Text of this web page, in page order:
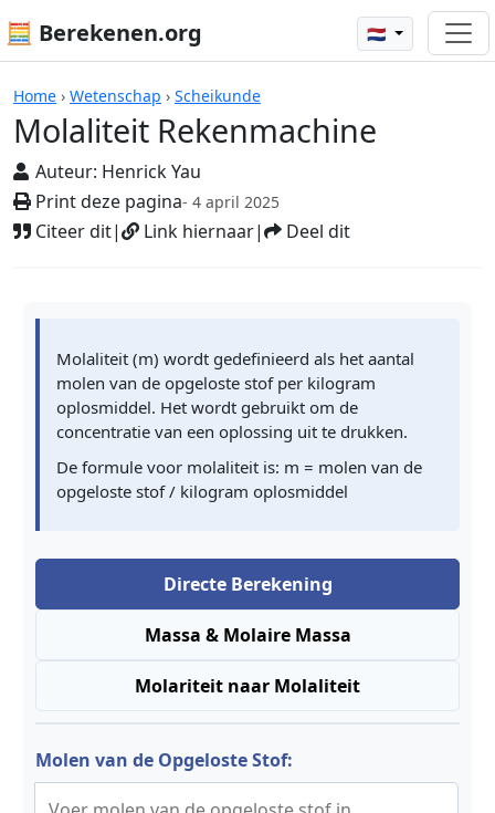
🧮 Berekenen.org 🇳🇱
Home › Wetenschap › Scheikunde
Molaliteit Rekenmachine
Auteur: Henrick Yau
Print deze pagina- 4 april 2025
Citeer dit| Link hiernaar| Deel dit
Rekenmachines
Molaliteit (m) wordt gedefinieerd als het aantal
molen van de opgeloste stof per kilogram
oplosmiddel. Het wordt gebruikt om de
concentratie van een oplossing uit te drukken.
De formule voor molaliteit is: m = molen van de
opgeloste stof / kilogram oplosmiddel
Directe Berekening
Massa & Molaire Massa
Molariteit naar Molaliteit
Molen van de Opgeloste Stof: